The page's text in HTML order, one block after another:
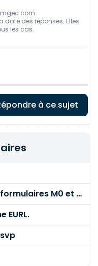
com
date des réponses. Elles
les cas.
à ce sujet
Quelques questions sur les formulaires M0 et TNS
EURL.